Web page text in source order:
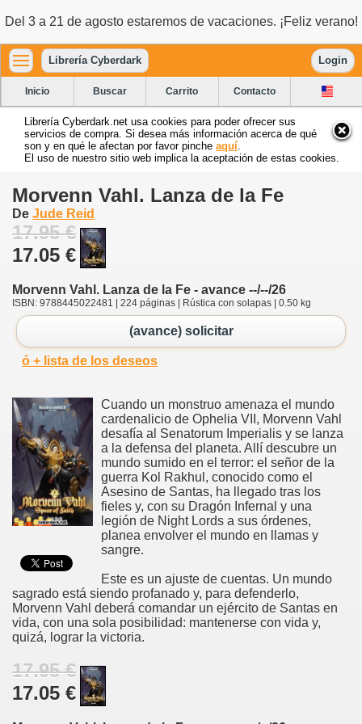
Del 3 a 21 de agosto estaremos de vacaciones. ¡Feliz verano!
Librería Cyberdark Login
Inicio Buscar Carrito Contacto
Librería Cyberdark.net usa cookies para poder ofrecer sus
servicios de compra. Si desea más información acerca de qué
son y en qué le afectan por favor pinche aquí
El uso de nuestro sitio web implica la aceptación de estas cookies.
Morvenn Vahl. Lanza de la Fe
De Jude Reid
17.95 €
17.05 €
Morvenn Vahl. Lanza de la Fe - avance --/--/26
ISBN: 9788445022481 | 224 páginas | Rústica con solapas | 0.50 kg
(avance) solicitar
ó + lista de los deseos
Cuando un monstruo amenaza el mundo
cardenalicio de Ophelia VII, Morvenn Vahl
desafía al Senatorum Imperialis y se lanza
a la defensa del planeta. Allí descubre un
mundo sumido en el terror: el señor de la
guerra Kol Rakhul, conocido como el
Asesino de Santas, ha llegado tras los
fieles y, con su Dragón Infernal y una
legión de Night Lords a sus órdenes,
planea envolver el mundo en llamas y
sangre.
Este es un ajuste de cuentas. Un mundo
sagrado está siendo profanado y, para defenderlo,
Morvenn Vahl deberá comandar un ejército de Santas en
vida, con una sola posibilidad: mantenerse con vida y,
quizá, lograr la victoria.
17.95 €
17.05 €